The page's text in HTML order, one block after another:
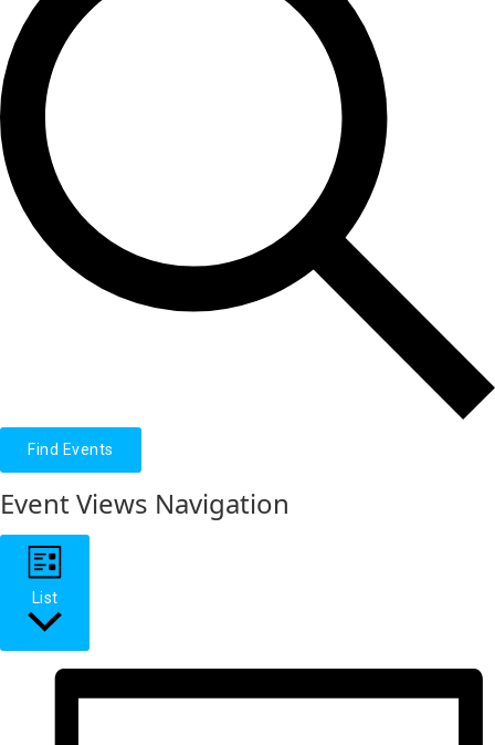
Find Events
Event Views Navigation
List